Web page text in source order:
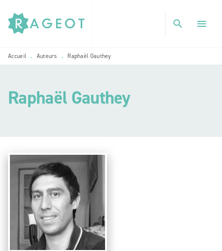
MENU RECHERCHE
PIED DE PAGE
search menu
Accueil • Auteurs • Raphaël Gauthey
Raphaël Gauthey